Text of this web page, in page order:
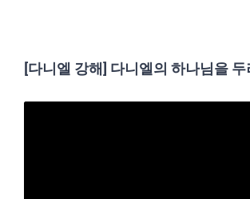
[다니엘 강해] 다니엘의 하나님을